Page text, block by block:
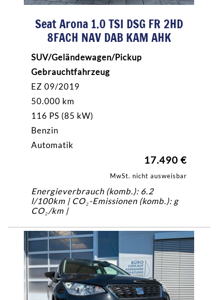
Seat Arona 1.0 TSI DSG FR 2HD
8FACH NAV DAB KAM AHK
SUV/Geländewagen/Pickup
Gebrauchtfahrzeug
EZ 09/2019
50.000 km
116 PS (85 kW)
Benzin
Automatik
17.490 €
MwSt. nicht ausweisbar
Energieverbrauch (komb.): 6.2
l/100km | CO₂-Emissionen (komb.): g
CO₂/km |